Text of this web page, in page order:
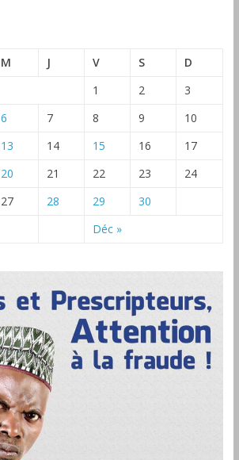
M J V S D
Déc »
1 2
3
6 7 8 9
10
13 14 15 16
17
20 21 22 23
24
27 28 29 30